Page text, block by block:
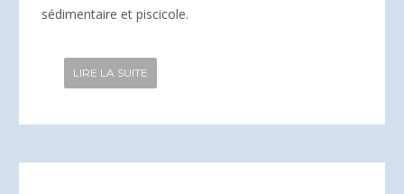
sédimentaire et piscicole.
LIRE LA SUITE